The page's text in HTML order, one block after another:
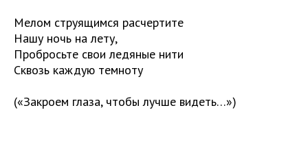
Мелом струящимся расчертите
Нашу ночь на лету,
Пробросьте свои ледяные нити
Сквозь каждую темноту
(«Закроем глаза, чтобы лучше видеть…»)